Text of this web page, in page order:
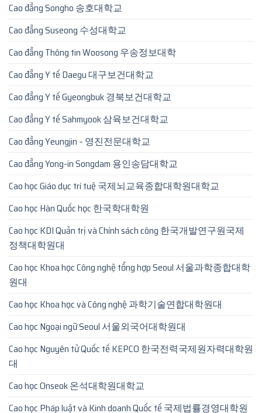
Cao đẳng Songho 송호대학교
Cao đẳng Suseong 수성대학교
Cao đẳng Thông tin Woosong 우송정보대학
Cao đẳng Y tế Daegu 대구보건대학교
Cao đẳng Y tế Gyeongbuk 경북보건대학교
Cao đẳng Y tế Sahmyook 삼육보건대학교
Cao đẳng Yeungjin – 영진전문대학교
Cao đẳng Yong-in Songdam 용인송담대학교
Cao học Giáo dục trí tuệ 국제뇌교육종합대학원대학교
Cao học Hàn Quốc học 한국학대학원
Cao học KDI Quản trị và Chính sách công 한국개발연구원국제
정책대학원대
Cao học Khoa học Công nghệ tổng hợp Seoul 서울과학종합대학
원대
Cao học Khoa học và Công nghệ 과학기술연합대학원대
Cao học Ngoại ngữ Seoul 서울외국어대학원대
Cao học Nguyên tử Quốc tế KEPCO 한국전력국제원자력대학원
대
Cao học Onseok 온석대학원대학교
Cao học Pháp luật và Kinh doanh Quốc tế 국제법률경영대학원